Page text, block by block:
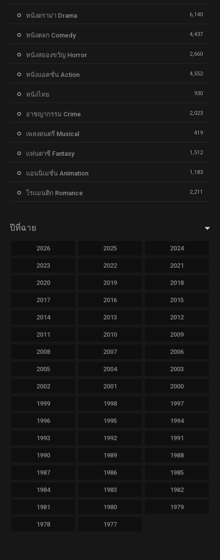
หนังดราม่า Drama 6,140
หนังตลก Comedy 4,437
หนังสยองขวัญ Horror 2,660
หนังแอคชั่น Action 4,552
หนังไทย 930
อาชญากรรม Crime 2,023
เพลงดนตรี Musical 419
แฟนตาซี Fantasy 1,512
แอนนิเมชั่น Animation 1,183
โรแมนติก Romance 2,211
ปีที่ฉาย
2026 2025 2024
2023 2022 2021
2020 2019 2018
2017 2016 2015
2014 2013 2012
2011 2010 2009
2008 2007 2006
2005 2004 2003
2002 2001 2000
1999 1998 1997
1996 1995 1994
1993 1992 1991
1990 1989 1988
1987 1986 1985
1984 1983 1982
1981 1980 1979
1978 1977